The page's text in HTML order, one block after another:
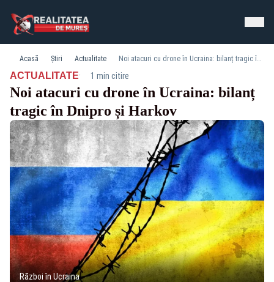
Acasă Știri Actualitate Noi atacuri cu drone în Ucraina: bilanț tragic în Dnipro și Harkov
ACTUALITATE· 1 min citire
Noi atacuri cu drone în Ucraina: bilanț
tragic în Dnipro și Harkov
Război în Ucraina